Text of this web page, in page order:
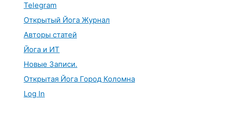
Telegram
Открытый Йога Журнал
Авторы статей
Йога и ИТ
Новые Записи.
Открытая Йога Город Коломна
Log In